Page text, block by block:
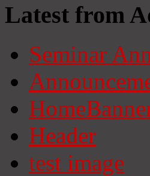
Latest from
Seminar
Header
test image